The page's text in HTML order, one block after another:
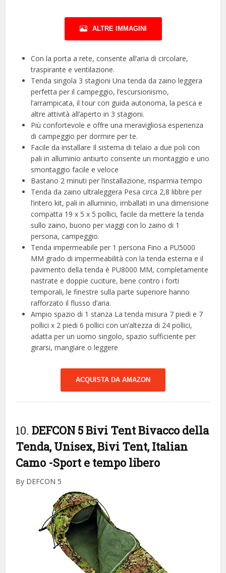
ALTRE IMMAGINI
Con la porta a rete, consente all’aria di circolare,
traspirante e ventilazione.
Tenda singola 3 stagioni Una tenda da zaino leggera
perfetta per il campeggio, l’escursionismo,
l’arrampicata, il tour con guida autonoma, la pesca e
altre attività all’aperto in 3 stagioni.
Più confortevole e offre una meravigliosa esperienza
di campeggio per dormire per te.
Facile da installare Il sistema di telaio a due poli con
pali in alluminio antiurto consente un montaggio e uno
smontaggio facile e veloce
Bastano 2 minuti per l’installazione, risparmia tempo
Tenda da zaino ultraleggera Pesa circa 2,8 libbre per
l’intero kit, pali in alluminio, imballati in una dimensione
compatta 19 x 5 x 5 pollici, facile da mettere la tenda
sullo zaino, buono per viaggi con lo zaino di 1
persona, campeggio.
Tenda impermeabile per 1 persona Fino a PU5000
MM grado di impermeabilità con la tenda esterna e il
pavimento della tenda è PU8000 MM, completamente
nastrate e doppie cuciture, bene contro i forti
temporali, le finestre sulla parte superiore hanno
rafforzato il flusso d’aria.
Ampio spazio di 1 stanza La tenda misura 7 piedi e 7
pollici x 2 piedi 6 pollici con un’altezza di 24 pollici,
adatta per un uomo singolo, spazio sufficiente per
girarsi, mangiare o leggere
ACQUISTA DA AMAZON
10.DEFCON 5 Bivi Tent Bivacco della
Tenda, Unisex, Bivi Tent, Italian
Camo -Sport e tempo libero
By DEFCON 5